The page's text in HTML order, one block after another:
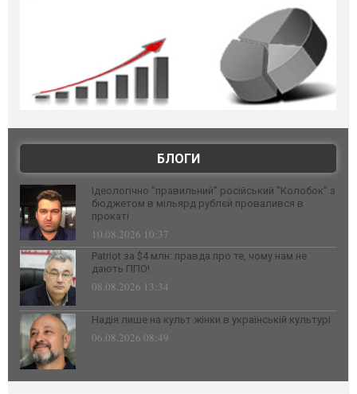
БЛОГИ
Ідеологічно "правильний" російський "Колобок" з
бюджетом в мільярд рублєй провалився в
прокаті
10.08.2026 10:37
Patriot за $4 млн: правда про те, чому нам не
дають ППО!
08.08.2026 13:34
Надія лише на культ жінки в українській культурі
06.08.2026 08:49